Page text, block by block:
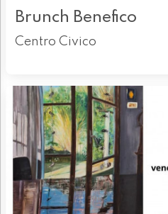
Brunch Benefico
Centro Civico